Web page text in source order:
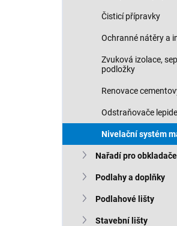
Čisticí přípravky
Ochranné nátěry a
Zvuková izolace,
podložky
Renovace
Odstraňovače
Nivelační systém
Nařadí pro obkladače
Podlahy a doplňky
Podlahové lišty
Stavební lišty